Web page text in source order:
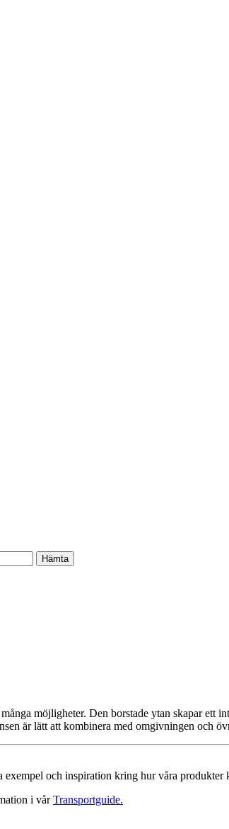
möjligheter. Den borstade ytan skapar
är lätt att kombinera med omgivningen och
och inspiration kring hur våra
i vårTransportguide.